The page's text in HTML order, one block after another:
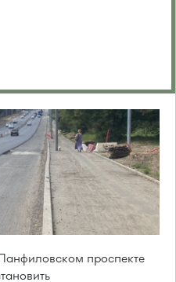
проспекте